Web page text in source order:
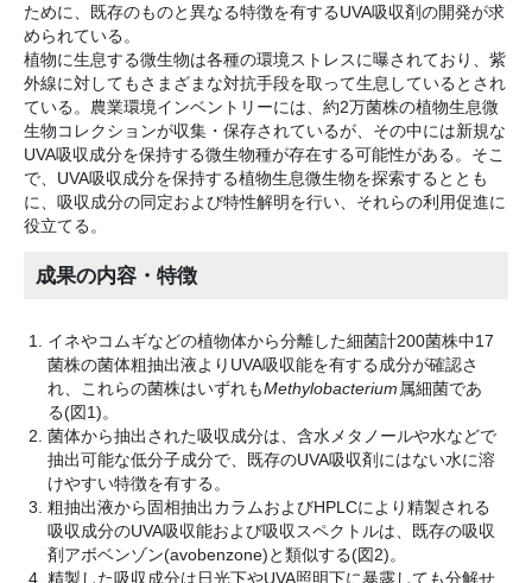
ために、既存のものと異なる特徴を有するUVA吸収剤の開発が求
められている。
植物に生息する微生物は各種の環境ストレスに曝されており、紫
外線に対してもさまざまな対抗手段を取って生息しているとされ
ている。農業環境インベントリーには、約2万菌株の植物生息微
生物コレクションが収集・保存されているが、その中には新規な
UVA吸収成分を保持する微生物種が存在する可能性がある。そこ
で、UVA吸収成分を保持する植物生息微生物を探索するととも
に、吸収成分の同定および特性解明を行い、それらの利用促進に
役立てる。
成果の内容・特徴
イネやコムギなどの植物体から分離した細菌計200菌株中17
菌株の菌体粗抽出液よりUVA吸収能を有する成分が確認さ
れ、これらの菌株はいずれもMethylobacterium 属細菌であ
る(図1)。
菌体から抽出された吸収成分は、含水メタノールや水などで
抽出可能な低分子成分で、既存のUVA吸収剤にはない水に溶
けやすい特徴を有する。
粗抽出液から固相抽出カラムおよびHPLCにより精製される
吸収成分のUVA吸収能および吸収スペクトルは、既存の吸収
剤アボベンゾン(avobenzone)と類似する(図2)。
精製した吸収成分は日光下やUVA照明下に暴露しても分解せ